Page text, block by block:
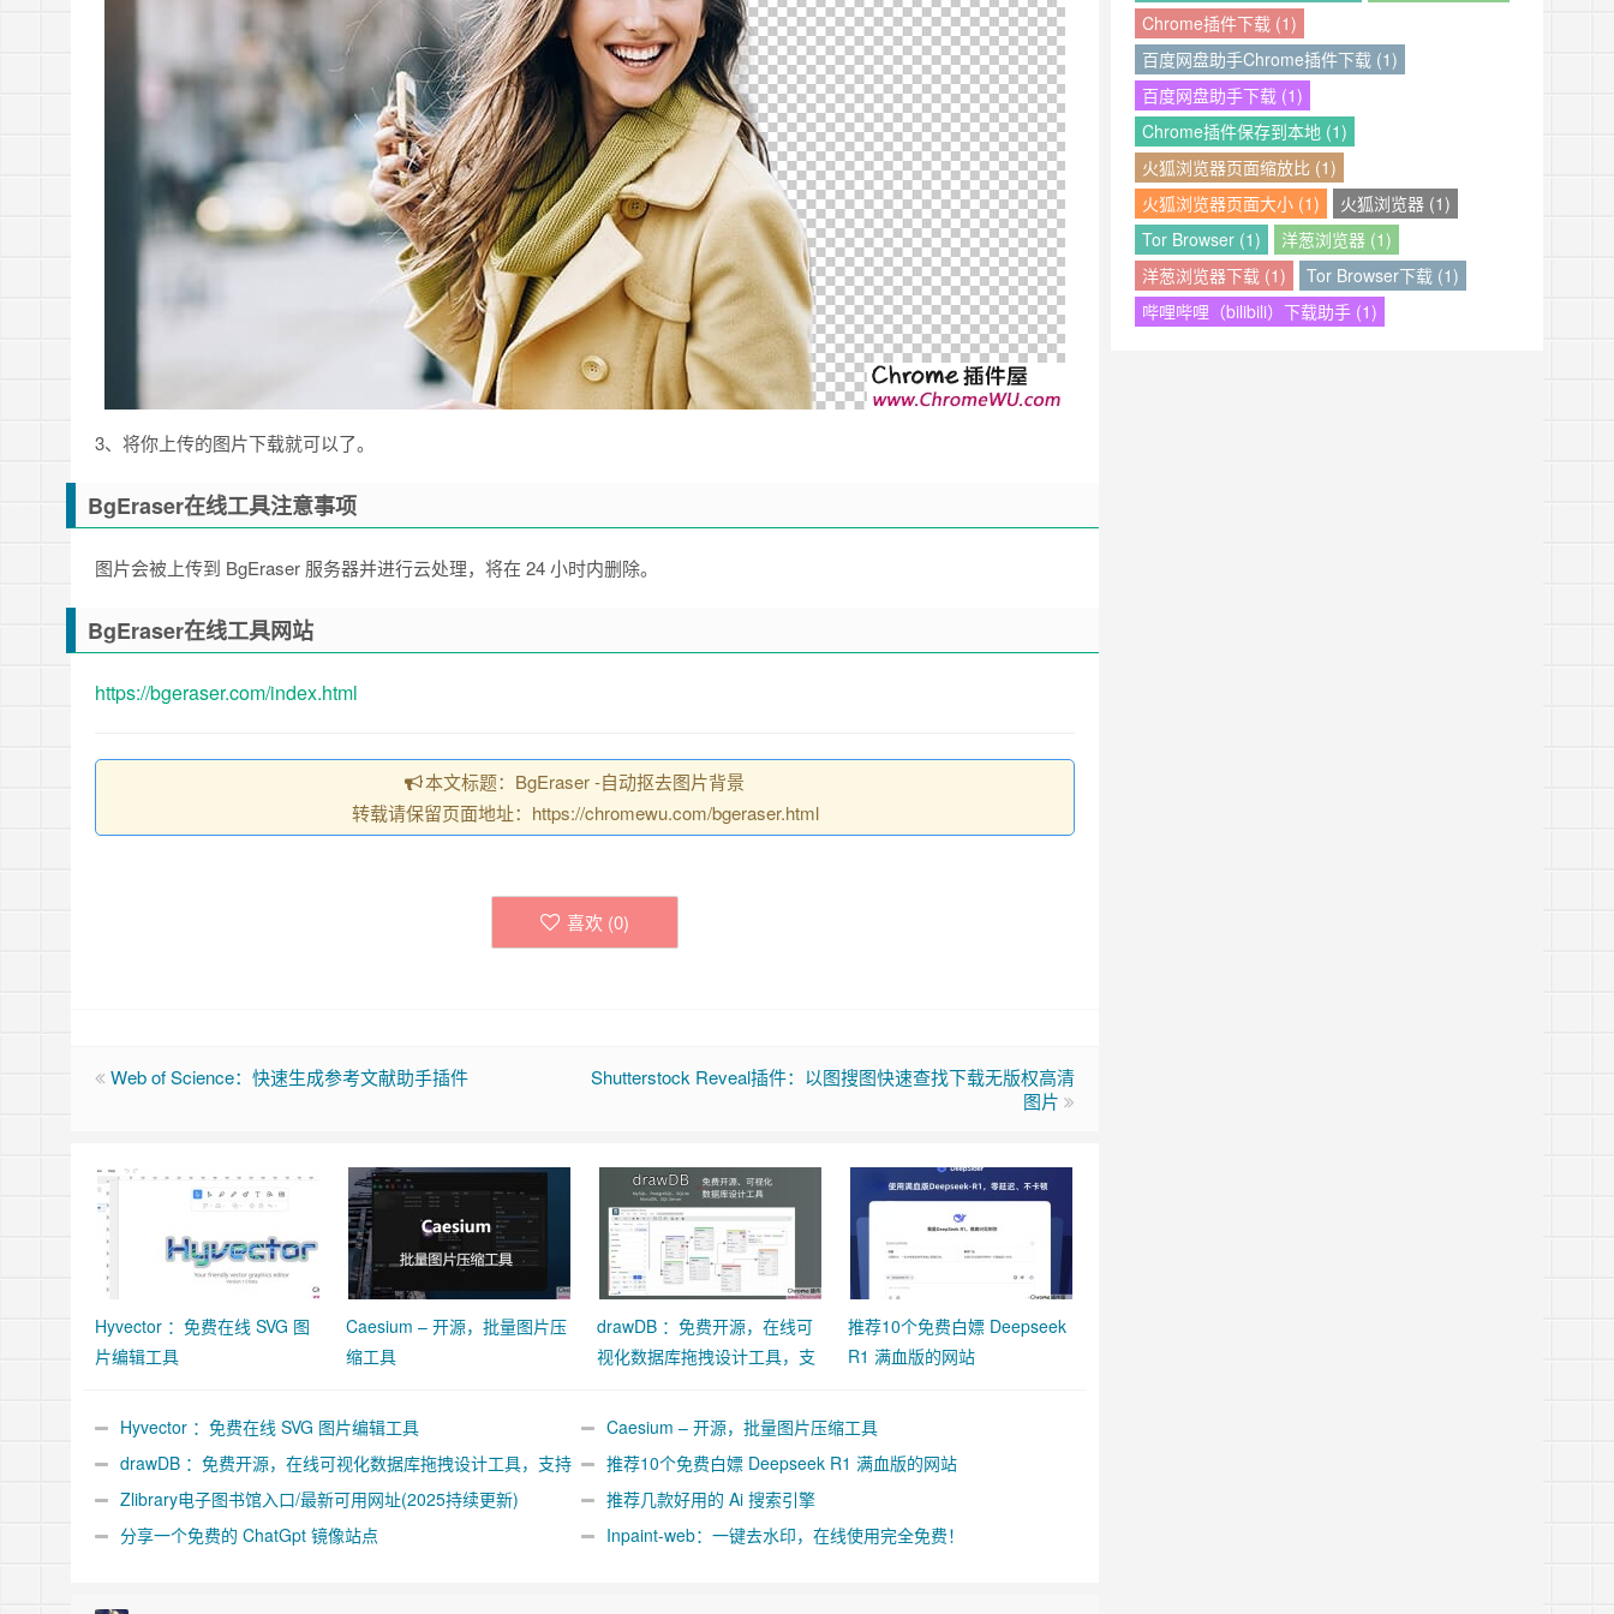
3、将你上传的图片下载就可以了。
BgEraser在线工具注意事项
图片会被上传到 BgEraser 服务器并进行云处理，将在 24 小时内删除。
BgEraser在线工具网站
https://bgeraser.com/index.html
本文标题：BgEraser -自动抠去图片背景
转载请保留页面地址：https://chromewu.com/bgeraser.html
喜欢 (0)
Web of Science：快速生成参考文献助手插件
Shutterstock Reveal插件：以图搜图快速查找下载无版权高清
图片
Hyvector ：免费在线 SVG 图
片编辑工具
Caesium – 开源，批量图片压
缩工具
drawDB ：免费开源，在线可
视化数据库拖拽设计工具，支
MySQL/PostgreSQL/SQLite
推荐10个免费白嫖 Deepseek
R1 满血版的网站
Hyvector ：免费在线 SVG 图片编辑工具
Caesium – 开源，批量图片压缩工具
drawDB ：免费开源，在线可视化数据库拖拽设计工具，支持
MySQL/PostgreSQL/SQLite
推荐10个免费白嫖 Deepseek R1 满血版的网站
Zlibrary电子图书馆入口/最新可用网址(2025持续更新)
推荐几款好用的 Ai 搜索引擎
分享一个免费的 ChatGpt 镜像站点
Inpaint-web：一键去水印，在线使用完全免费！
Chrome插件下载 (1)
百度网盘助手Chrome插件下载 (1)
百度网盘助手下载 (1)
Chrome插件保存到本地 (1)
火狐浏览器页面缩放比 (1)
火狐浏览器页面大小 (1)
火狐浏览器 (1)
Tor Browser (1)
洋葱浏览器 (1)
洋葱浏览器下载 (1)
Tor Browser下载 (1)
哔哩哔哩（bilibili）下载助手 (1)